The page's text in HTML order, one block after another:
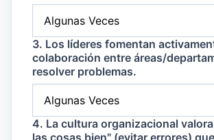
3. Los líderes fomentan
colaboración entre áreas/
resolver problemas.
4. La cultura organizacional